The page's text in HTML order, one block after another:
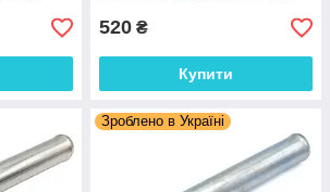
520 ₴
Купити
Зроблено в Україні